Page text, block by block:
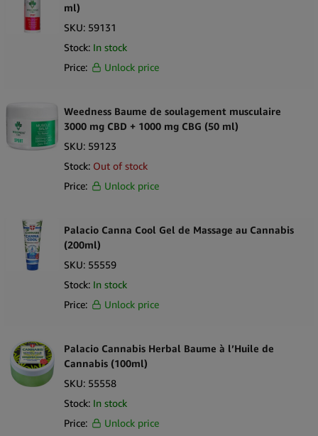
ml)
SKU: 59131
Stock: In stock
Price:
Unlock price
Weedness Baume de soulagement musculaire
3000 mg CBD + 1000 mg CBG (50 ml)
SKU: 59123
Stock: Out of stock
Price:
Unlock price
Palacio Canna Cool Gel de Massage au Cannabis
(200ml)
SKU: 55559
Stock: In stock
Price:
Unlock price
Palacio Cannabis Herbal Baume à l’Huile de
Cannabis (100ml)
SKU: 55558
Stock: In stock
Price:
Unlock price